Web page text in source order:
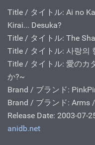
Title / タイトル: Ai no
Kirai... Desuka?
Title / タイトル: The
Title / タイトル: 사랑의
Title / タイトル: 愛のカ
か?~
Brand / ブランド:
Brand / ブランド: Arms
Release Date: 2003-07-
anidb.net